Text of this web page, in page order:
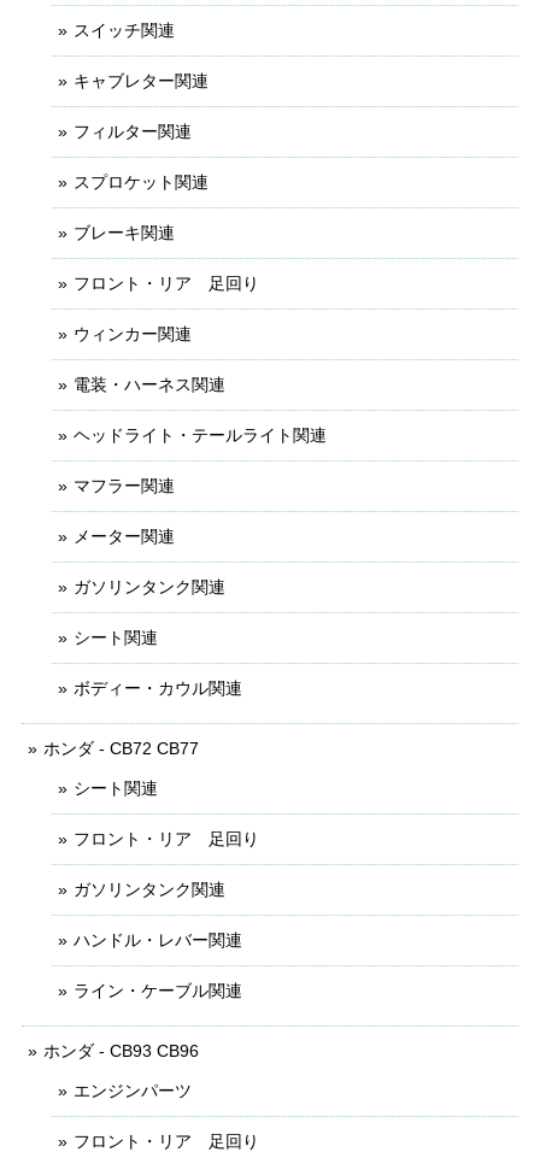
スイッチ関連
キャブレター関連
フィルター関連
スプロケット関連
ブレーキ関連
フロント・リア 足回り
ウィンカー関連
電装・ハーネス関連
ヘッドライト・テールライト関連
マフラー関連
メーター関連
ガソリンタンク関連
シート関連
ボディー・カウル関連
ホンダ - CB72 CB77
シート関連
フロント・リア 足回り
ガソリンタンク関連
ハンドル・レバー関連
ライン・ケーブル関連
ホンダ - CB93 CB96
エンジンパーツ
フロント・リア 足回り